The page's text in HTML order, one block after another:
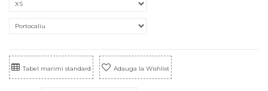
Tabel marimi standard Adauga la Wishlist